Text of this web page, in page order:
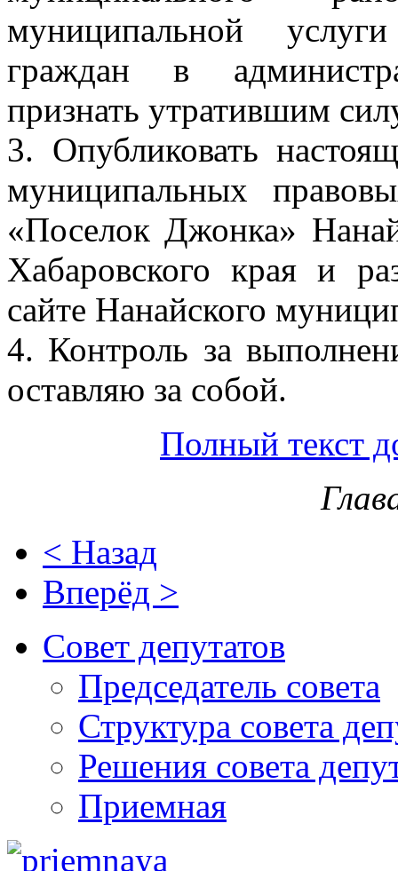
муниципальной
граждан в
признать утратившим
3. Опубликовать
муниципальных
«Поселок Джонка»
Хабаровского края и
сайте Нанайского
4. Контроль за
оставляю за собой.
Полный текст
< Назад
Вперёд >
Совет депутатов
Председатель совета
Структура совета
Решения совета
Приемная